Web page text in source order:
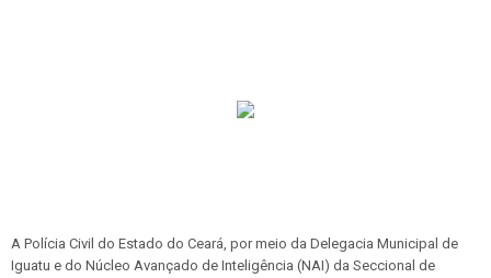
A Polícia Civil do Estado do Ceará, por meio da Delegacia Municipal de
Iguatu e do Núcleo Avançado de Inteligência (NAI) da Seccional de